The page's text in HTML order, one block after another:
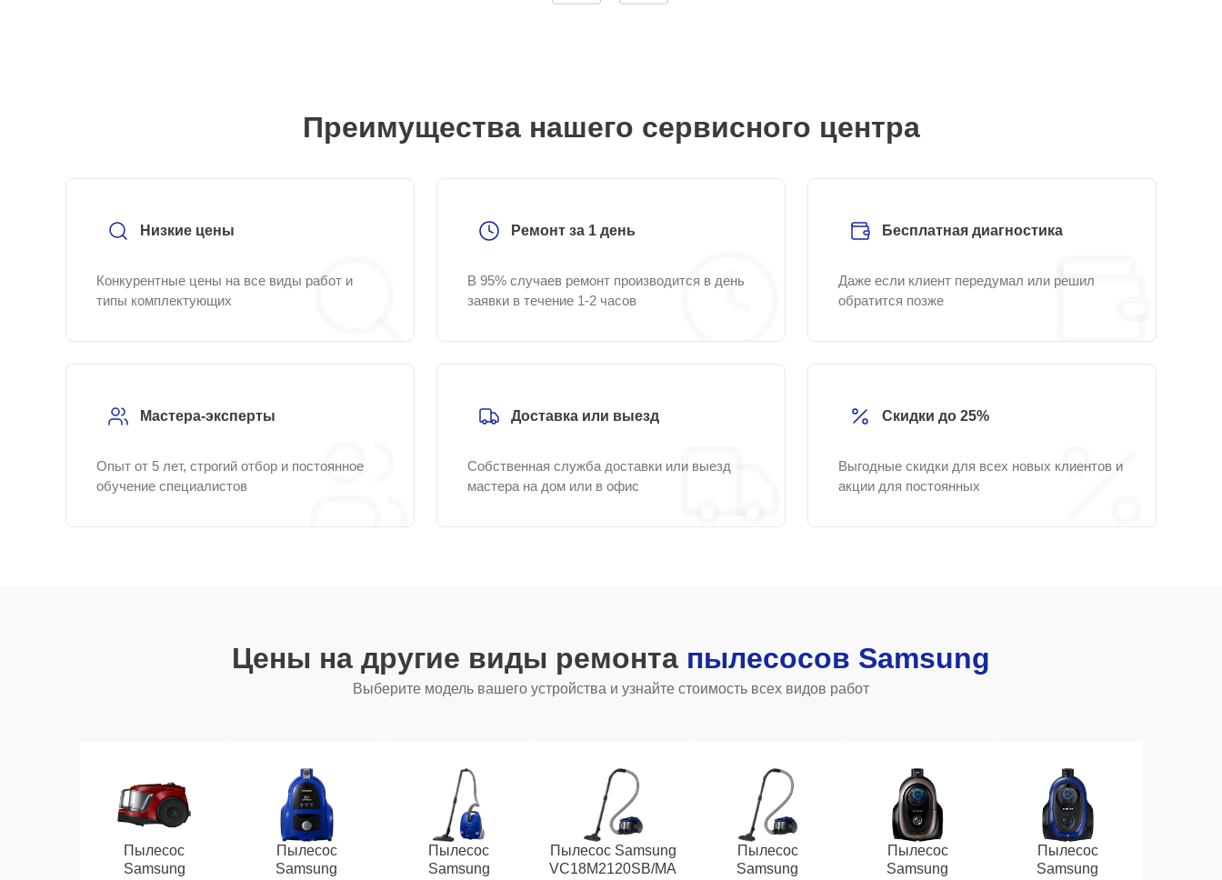
Преимущества нашего сервисного центра
Низкие цены
Конкурентные цены на все виды работ и
типы комплектующих
Ремонт за 1 день
В 95% случаев ремонт производится в день
заявки в течение 1-2 часов
Бесплатная диагностика
Даже если клиент передумал или решил
обратится позже
Мастера-эксперты
Опыт от 5 лет, строгий отбор и постоянное
обучение специалистов
Доставка или выезд
Собственная служба доставки или выезд
мастера на дом или в офис
Скидки до 25%
Выгодные скидки для всех новых клиентов и
акции для постоянных
Цены на другие виды ремонта пылесосов Samsung
Выберите модель вашего устройства и узнайте стоимость всех видов работ
Пылесос
Samsung
Пылесос
Samsung
Пылесос
Samsung
Пылесос Samsung
VC18M2120SB/MA
Пылесос
Samsung
Пылесос
Samsung
Пылесос
Samsung